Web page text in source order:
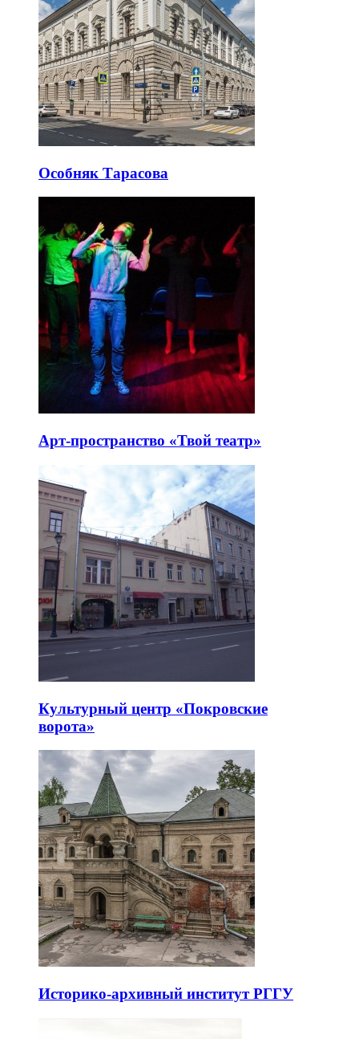
Особняк Тарасова
Арт-пространство «Твой театр»
Культурный центр «Покровские
ворота»
Историко-архивный институт РГГУ